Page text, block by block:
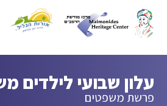
עלון שבועי לילדים
פרשת משפטים